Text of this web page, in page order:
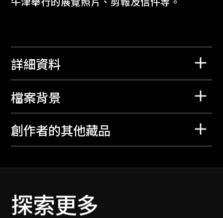
牛津舉行的展覽照片、剪報及信件等。
詳細資料
檔案背景
創作者的其他藏品
探索更多